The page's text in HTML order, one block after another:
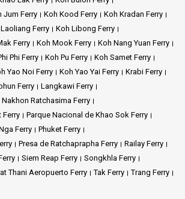
Jum Ferry Koh Kood Ferry
Koh Kradan Ferry
Ferry
Koh Libong Ferry
Ferry Koh Mook Ferry
Koh Nang Yuan Ferry
Phi Ferry Koh Pu Ferry
Koh Samet Ferry
Yao Noi Ferry Koh Yao Yai Ferry
Krabi Ferry
Ferry
Langkawi Ferry
Nakhon Ratchasima Ferry
Ferry
Parque Nacional de Khao Sok Ferry
Ferry
Phuket Ferry
Presa de Ratchaprapha Ferry
Railay Ferry
Siem Reap Ferry
Songkhla Ferry
Thani Aeropuerto Ferry Tak Ferry
Trang Ferry